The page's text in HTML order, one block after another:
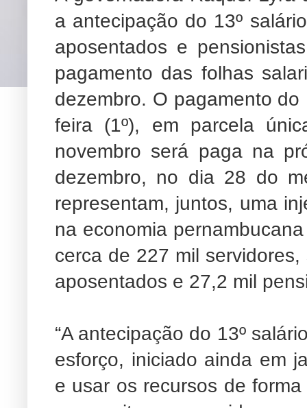
a antecipação do 13º
aposentados e
pagamento das folhas
dezembro. O pagamento
feira (1º), em parcela
novembro será paga na
dezembro, no dia 28 do
representam, juntos, uma
na economia
cerca de 227 mil
aposentados e 27,2 mil
“A antecipação do 13º
esforço, iniciado ainda em
e usar os recursos de